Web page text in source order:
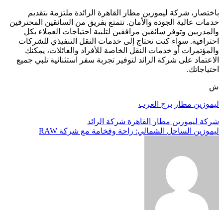
باختصار، شركة ليموزين مطار القاهرة الرائدة ملتزمة بتقديم
خدمات عالية الجودة والأمان. تتمتع بفريق من السائقين المحترفين
والمدربين وتوفر سائقين مرافقين لتلبية احتياجات العملاء بكل
احترافية. سواء كنت تحتاج إلى خدمات النقل التنفيذي للشركات
والمؤتمرات أو خدمات النقل الخاصة للأفراد والعائلات، يمكنك
الاعتماد على شركة الرائد لتوفير تجربة سفر استثنائية تلبي جميع
احتياجاتك.
ش
ليموزين مطار برج العرب
تصفّح
المقالات
شركة ليموزين مطار القاهرة شركة الرائد
ليموزين الساحل الشمالي: راحة وفخامة مع شركة RAW